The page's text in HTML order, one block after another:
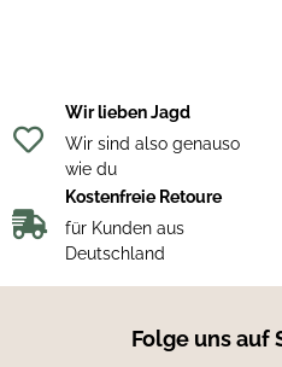
Wir lieben Jagd
Wir sind also genauso
wie du
Kostenfreie Retoure
für Kunden aus
Deutschland
Folge uns auf